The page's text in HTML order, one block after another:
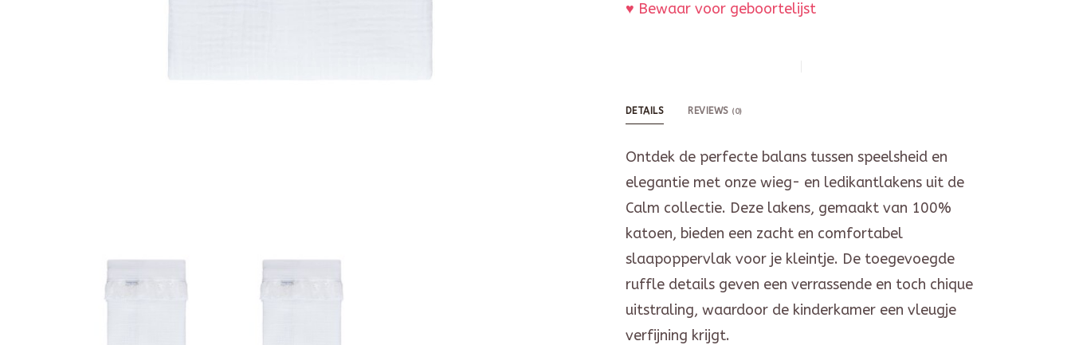
♥ Bewaar voor geboortelijst
DETAILS REVIEWS (0)
Ontdek de perfecte balans tussen speelsheid en
elegantie met onze wieg- en ledikantlakens uit de
Calm collectie. Deze lakens, gemaakt van 100%
katoen, bieden een zacht en comfortabel
slaapoppervlak voor je kleintje. De toegevoegde
ruffle details geven een verrassende en toch chique
uitstraling, waardoor de kinderkamer een vleugje
verfijning krijgt.